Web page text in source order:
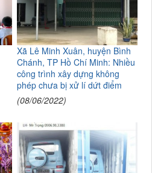
Xã Lê Minh Xuân, huyện Bình
Chánh, TP Hồ Chí Minh: Nhiều
công trình xây dựng không
phép chưa bị xử lí dứt điểm
(08/06/2022)